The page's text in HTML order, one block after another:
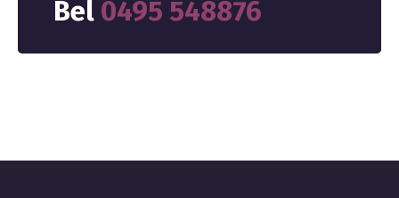
Bel 0495 548876